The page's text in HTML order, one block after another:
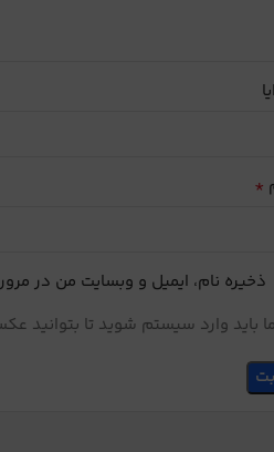
*
ذخیره نام، ایمیل و وبسایت من در
باید وارد سیستم شوید تا بتوانید